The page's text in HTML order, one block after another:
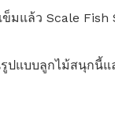
มแล้ว Scale Fish
แบบลูกไม้สนุกนี้แ